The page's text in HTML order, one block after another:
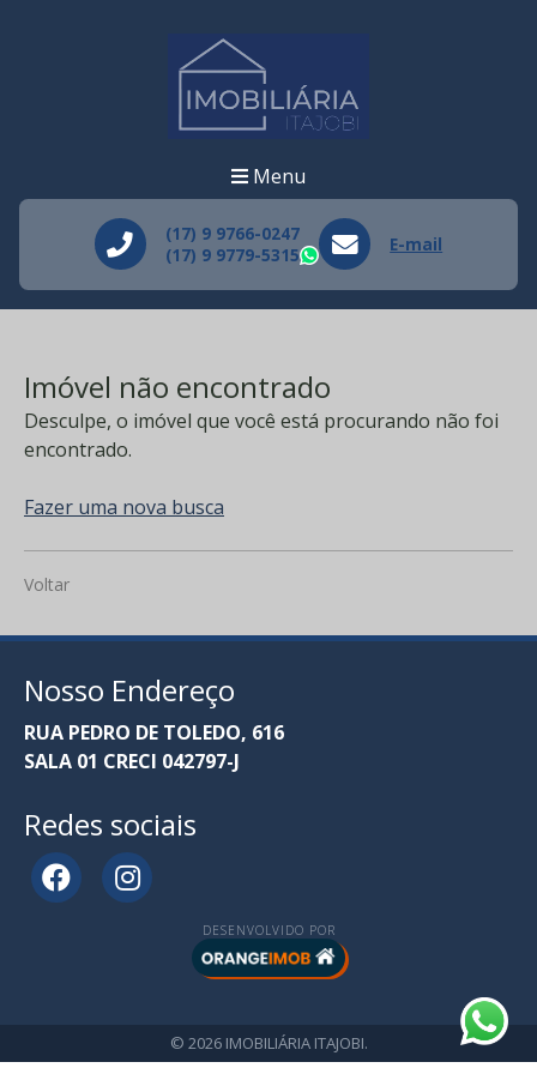
Menu
(17) 9 9766-0247
(17) 9 9779-5315
WhatsApp
E-mail
Imóvel não encontrado
Desculpe, o imóvel que você está procurando não foi
encontrado.
Fazer uma nova busca
Voltar
Nosso Endereço
RUA PEDRO DE TOLEDO, 616
SALA 01 CRECI 042797-J
Redes sociais
DESENVOLVIDO POR
© 2026 IMOBILIÁRIA ITAJOBI.